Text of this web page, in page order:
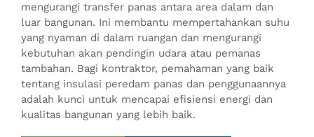
mengurangi transfer panas antara area dalam dan
luar bangunan. Ini membantu mempertahankan suhu
yang nyaman di dalam ruangan dan mengurangi
kebutuhan akan pendingin udara atau pemanas
tambahan. Bagi kontraktor, pemahaman yang baik
tentang insulasi peredam panas dan penggunaannya
adalah kunci untuk mencapai efisiensi energi dan
kualitas bangunan yang lebih baik.